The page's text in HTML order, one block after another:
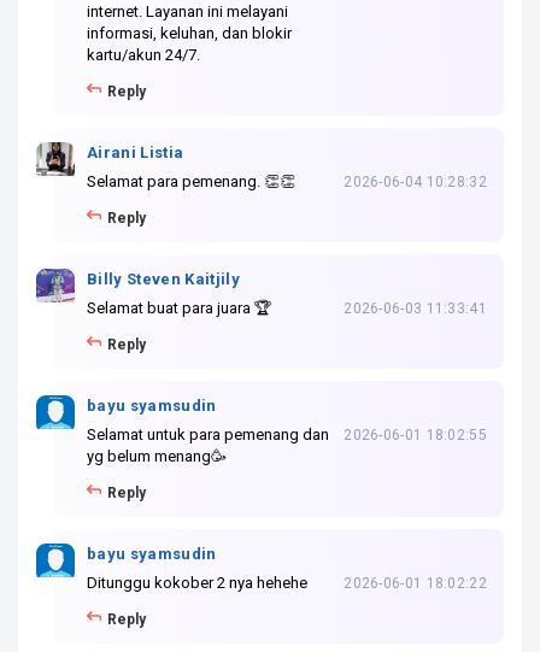
internet. Layanan ini melayani
informasi, keluhan, dan blokir
kartu/akun 24/7.
Reply
Airani Listia
Selamat para pemenang. 👏👏
2026-06-04 10:28:32
Reply
Billy Steven Kaitjily
Selamat buat para juara 🏆
2026-06-03 11:33:41
Reply
bayu syamsudin
Selamat untuk para pemenang dan
yg belum menang🥳
2026-06-01 18:02:55
Reply
bayu syamsudin
Ditunggu kokober 2 nya hehehe
2026-06-01 18:02:22
Reply